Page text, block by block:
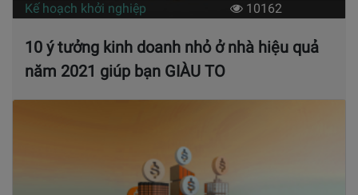
Kế hoạch khởi nghiệp 10162
10 ý tưởng kinh doanh nhỏ ở nhà hiệu quả
năm 2021 giúp bạn GIÀU TO